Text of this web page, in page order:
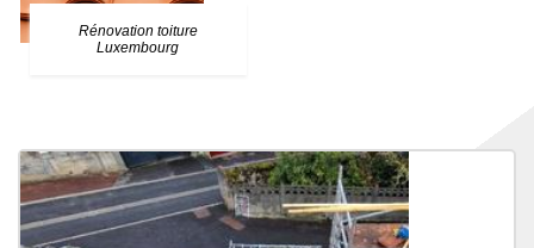
Rénovation toiture
Luxembourg